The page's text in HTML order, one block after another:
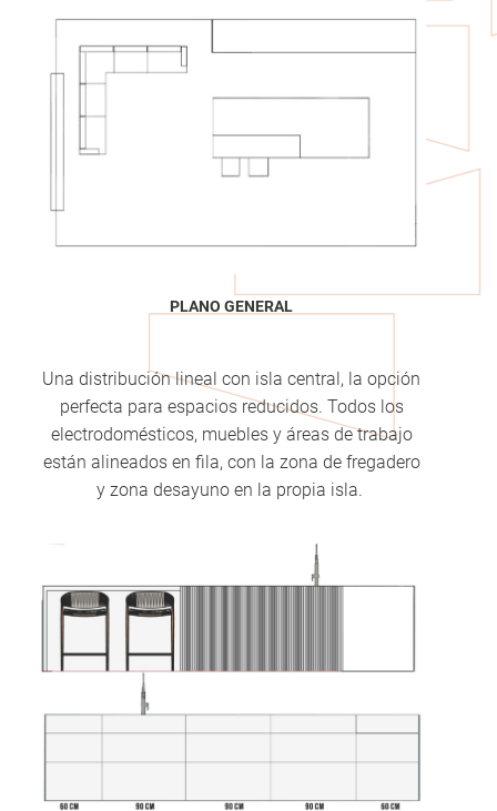
PLANO GENERAL
Una distribución lineal con isla central, la opción
perfecta para espacios reducidos. Todos los
electrodomésticos, muebles y áreas de trabajo
están alineados en fila, con la zona de fregadero
y zona desayuno en la propia isla.